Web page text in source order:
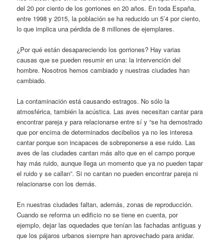
del 20 por ciento de los gorriones en 20 años. En toda España,
entre 1998 y 2015, la población se ha reducido un 5’4 por ciento,
lo que implica una pérdida de 8 millones de ejemplares.
¿Por qué están desapareciendo los gorriones? Hay varias
causas que se pueden resumir en una: la intervención del
hombre. Nosotros hemos cambiado y nuestras ciudades han
cambiado.
La contaminación está causando estragos. No sólo la
atmosférica, también la acústica. Las aves necesitan cantar para
encontrar pareja y para relacionarse entre sí y “se ha demostrado
que por encima de determinados decibelios ya no les interesa
cantar porque son incapaces de sobreponerse a ese ruido. Las
aves de las ciudades cantan más alto que en el campo porque
hay más ruido, aunque llega un momento que ya no pueden tapar
el ruido y se callan”. Si no cantan no pueden encontrar pareja ni
relacionarse con los demás.
En nuestras ciudades faltan, además, zonas de reproducción.
Cuando se reforma un edificio no se tiene en cuenta, por
ejemplo, dejar las oquedades que tenían las fachadas antiguas y
que los pájaros urbanos siempre han aprovechado para anidar.